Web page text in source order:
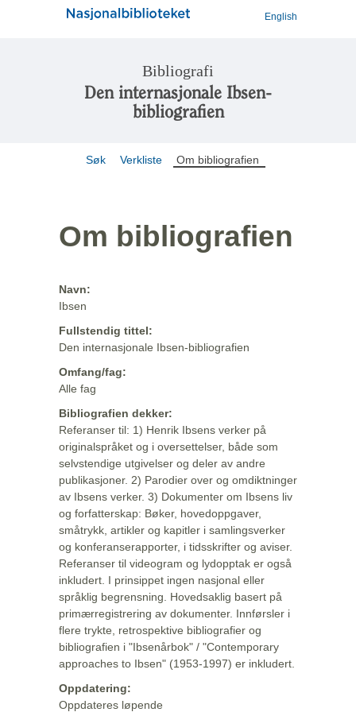
English
Bibliografi
Den internasjonale Ibsen-
bibliografien
Søk Verkliste Om bibliografien
Om bibliografien
Navn:
Ibsen
Fullstendig tittel:
Den internasjonale Ibsen-bibliografien
Omfang/fag:
Alle fag
Bibliografien dekker:
Referanser til: 1) Henrik Ibsens verker på
originalspråket og i oversettelser, både som
selvstendige utgivelser og deler av andre
publikasjoner. 2) Parodier over og omdiktninger
av Ibsens verker. 3) Dokumenter om Ibsens liv
og forfatterskap: Bøker, hovedoppgaver,
småtrykk, artikler og kapitler i samlingsverker
og konferanserapporter, i tidsskrifter og aviser.
Referanser til videogram og lydopptak er også
inkludert. I prinsippet ingen nasjonal eller
språklig begrensning. Hovedsaklig basert på
primærregistrering av dokumenter. Innførsler i
flere trykte, retrospektive bibliografier og
bibliografien i "Ibsenårbok" / "Contemporary
approaches to Ibsen" (1953-1997) er inkludert.
Oppdatering:
Oppdateres løpende